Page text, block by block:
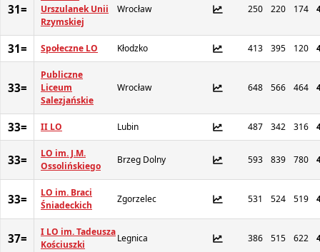
31=
Urszulanek Unii
Rzymskiej
Wrocław 250 220 174
31= Społeczne LO Kłodzko 413 395 120
33=
Publiczne
Liceum
Salezjańskie
Wrocław 648 566 464
33= II LO Lubin 487 342 316
33=
LO im. J.M.
Ossolińskiego
Brzeg Dolny 593 839 780
33=
LO im. Braci
Śniadeckich
Zgorzelec 531 524 519
37=
I LO im. Tadeusza
Kościuszki
Legnica 386 515 622